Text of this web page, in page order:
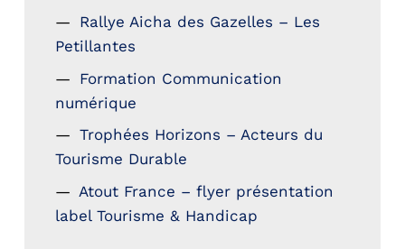
Rallye Aicha des Gazelles – Les
Petillantes
Formation Communication
numérique
Trophées Horizons – Acteurs du
Tourisme Durable
Atout France – flyer présentation
label Tourisme & Handicap